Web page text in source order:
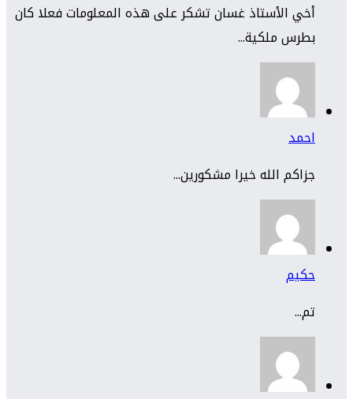
أخي الأستاذ غسان تشكر على هذه المعلومات فعلا كان
بطرس ملكية...
احمد
جزاكم الله خيرا مشكورين...
حكيم
تم...